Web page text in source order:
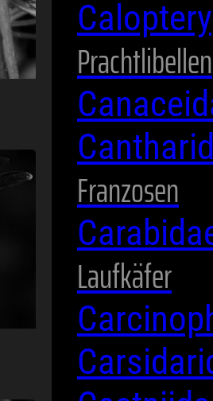
Prachtlibellen
Franzosen
Laufkäfer